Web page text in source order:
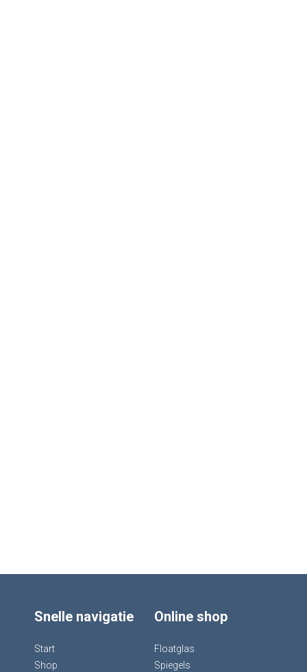
Snelle navigatie
Start
Shop
Online shop
Floatglas
Spiegels